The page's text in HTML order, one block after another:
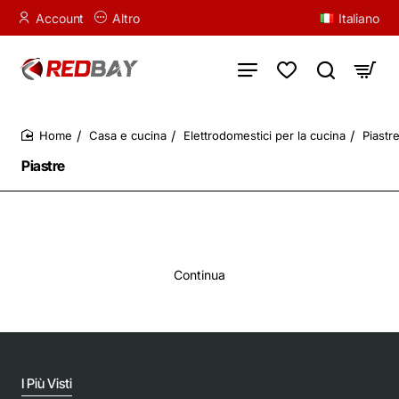
Account Altro Italiano
Piastre
Casa e cucina Elettrodomestici per la cucina
Continua
I Più Visti